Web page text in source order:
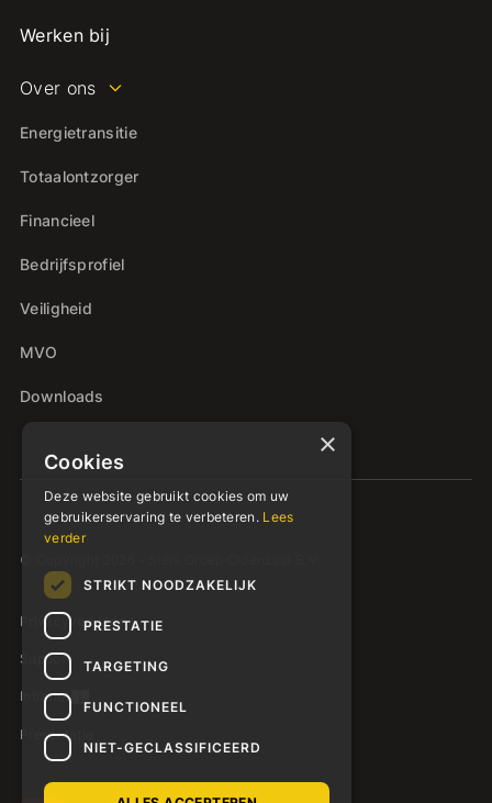
Werken bij
Over ons
Energietransitie
Totaalontzorger
Financieel
Bedrijfsprofiel
Veiligheid
MVO
Downloads
© Copyright 2026 - Siers Groep Oldenzaal B.V.
Privacyverklaring
Support
Intranet
Presentatie
×
Cookies
Deze website gebruikt cookies om uw
gebruikerservaring te verbeteren. Lees
verder
STRIKT NOODZAKELIJK
PRESTATIE
TARGETING
FUNCTIONEEL
NIET-GECLASSIFICEERD